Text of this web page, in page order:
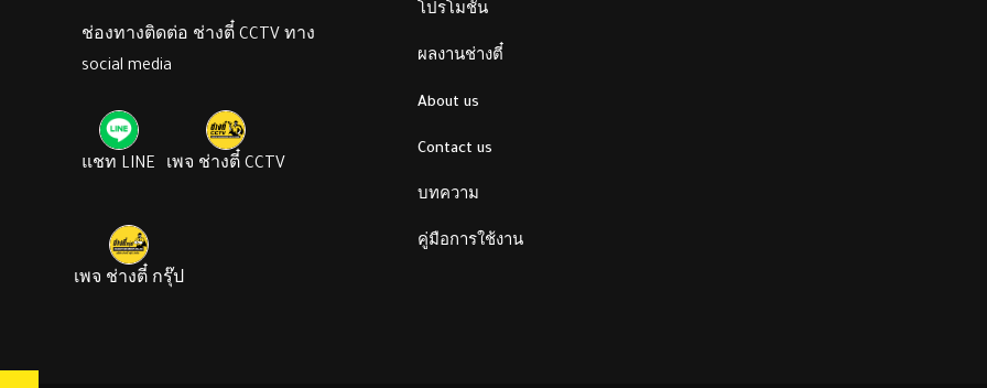
ช่องทางติดต่อ ช่างตี๋ CCTV ทาง
social media
แชท LINE เพจ ช่างตี๋ CCTV
เพจ ช่างตี๋ กรุ๊ป
โปรโมชั่น
ผลงานช่างตี๋
About us
Contact us
บทความ
คู่มือการใช้งาน